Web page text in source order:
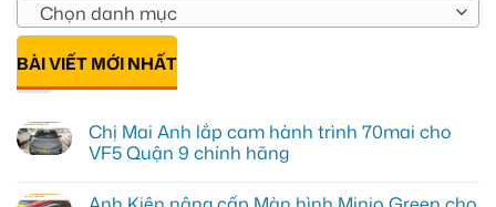
Chọn danh mục
BÀI VIẾT MỚI NHẤT
Chị Mai Anh lắp cam hành trình 70mai cho
VF5 Quận 9 chính hãng